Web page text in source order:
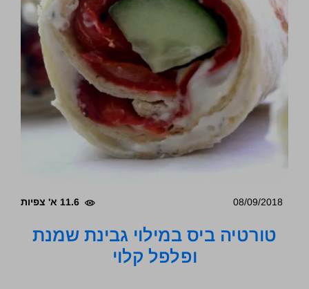
08/09/2018 11.6 א' צפיות
טורטיה ביס במילוי גבינת שמנת
ופלפל קלוי